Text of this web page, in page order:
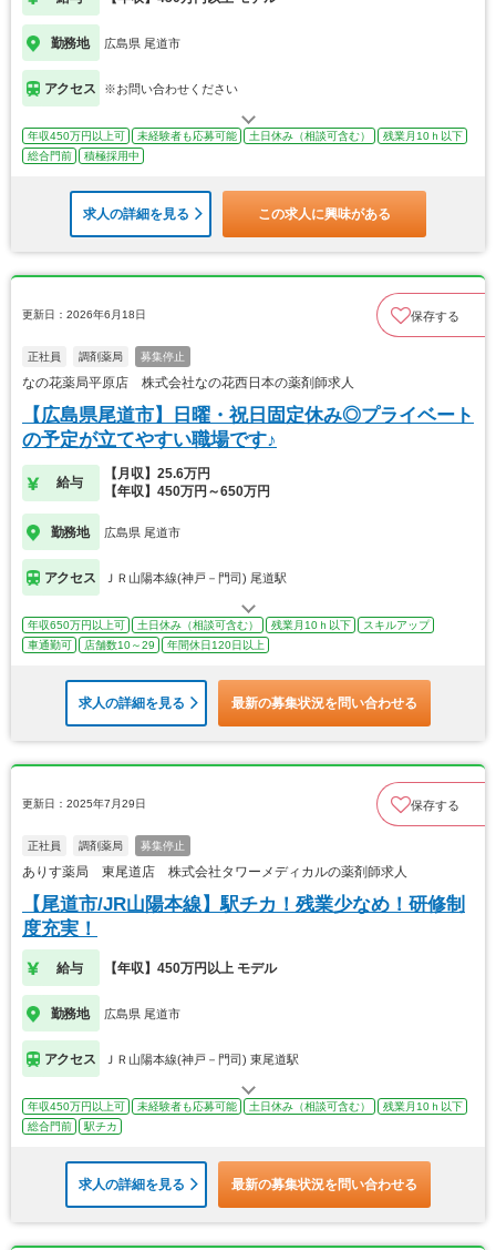
勤務地 広島県 尾道市
アクセス ※お問い合わせください
年収450万円以上可 未経験者も応募可能 土日休み（相談可含む）
残業月10ｈ以下
総合門前
積極採用中
求人の詳細を見る この求人に興味がある
更新日：2026年6月18日 保存する
正社員 調剤薬局 募集停止
なの花薬局平原店 株式会社なの花西日本の薬剤師求人
【広島県尾道市】日曜・祝日固定休み◎プライベート
の予定が立てやすい職場です♪
給与
【月収】25.6万円
【年収】450万円～650万円
勤務地 広島県 尾道市
アクセス ＪＲ山陽本線(神戸－門司) 尾道駅
年収650万円以上可 土日休み（相談可含む） 残業月10ｈ以下
スキルアップ
車通勤可
店舗数10～29 年間休日120日以上
求人の詳細を見る 最新の募集状況を問い合わせる
更新日：2025年7月29日 保存する
正社員 調剤薬局 募集停止
ありす薬局 東尾道店 株式会社タワーメディカルの薬剤師求人
【尾道市/JR山陽本線】駅チカ！残業少なめ！研修制
度充実！
給与 【年収】450万円以上 モデル
勤務地 広島県 尾道市
アクセス ＪＲ山陽本線(神戸－門司) 東尾道駅
年収450万円以上可 未経験者も応募可能 土日休み（相談可含む）
残業月10ｈ以下
総合門前
駅チカ
求人の詳細を見る 最新の募集状況を問い合わせる